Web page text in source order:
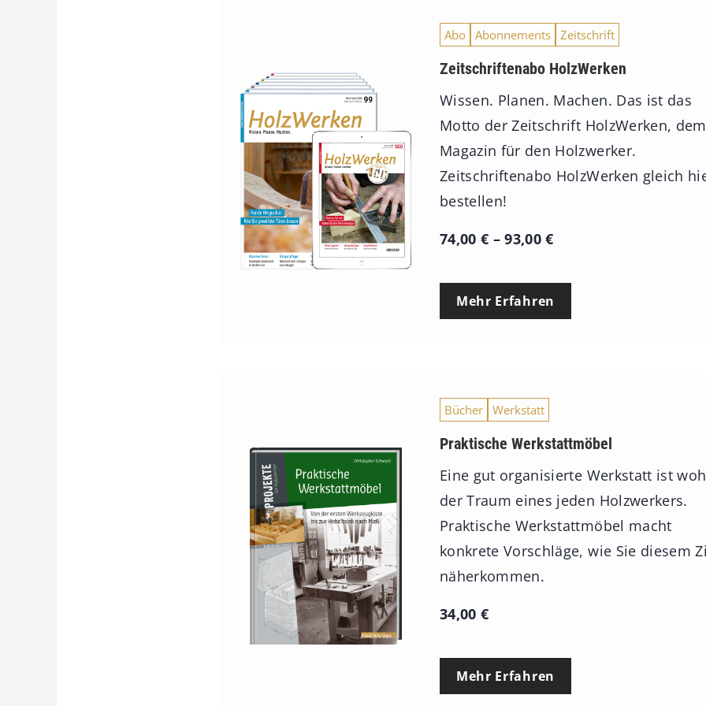
Abo Abonnements Zeitschrift
Zeitschriftenabo HolzWerken
Wissen. Planen. Machen. Das ist das
Motto der Zeitschrift HolzWerken, dem
Magazin für den Holzwerker.
Zeitschriftenabo HolzWerken gleich
bestellen!
74,00 € –93,00€P
e
n
n
e
:
7
€
Mehr Erfahren
Bücher Werkstatt
Praktische Werkstattmöbel
Eine gut organisierte Werkstatt ist
der Traum eines jeden Holzwerkers.
Praktische Werkstattmöbel macht
konkrete Vorschläge, wie Sie diesem
näherkommen.
34,00 €
Mehr Erfahren